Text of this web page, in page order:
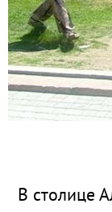
В столице